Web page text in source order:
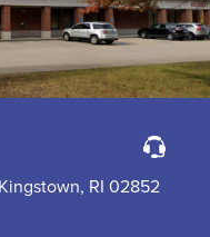
RI 02852